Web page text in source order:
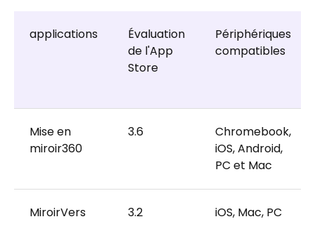
applications
Évaluation
de l'App
Store
Périphériques
compatibles
Mise en
miroir360
3.6
Chromebook,
iOS, Android,
PC et Mac
MiroirVers 3.2 iOS, Mac, PC